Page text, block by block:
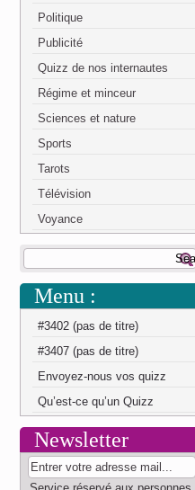
Politique
Publicité
Quizz de nos internautes
Régime et minceur
Sciences et nature
Sports
Tarots
Télévision
Voyance
Menu :
#3402 (pas de titre)
#3407 (pas de titre)
Envoyez-nous vos quizz
Qu’est-ce qu’un Quizz
Newsletter